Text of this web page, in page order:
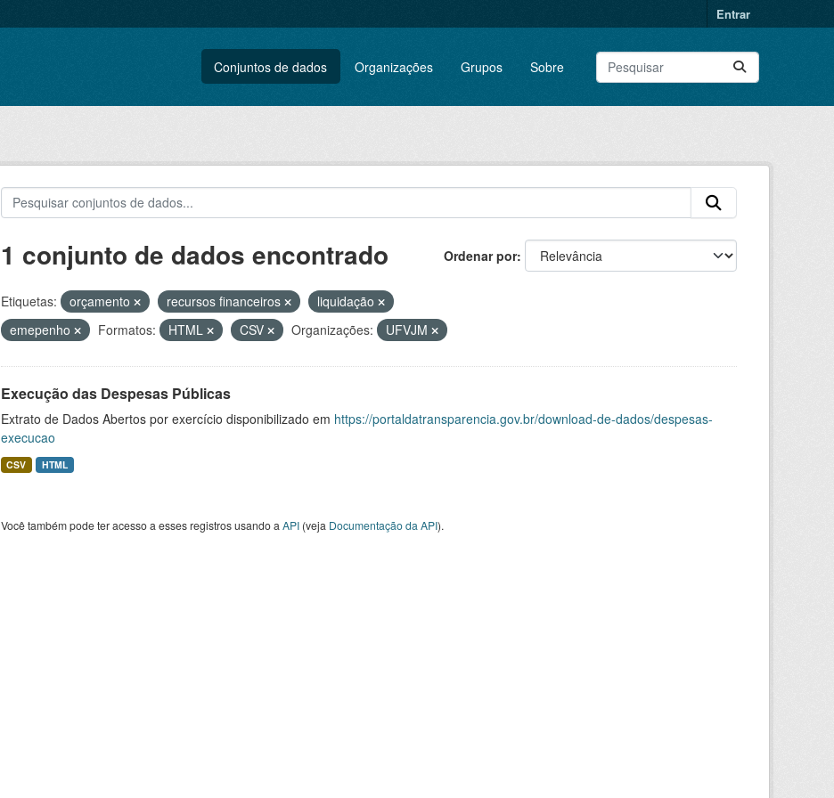
Entrar
Conjuntos de dados Organizações Grupos Sobre
Ordenar por
1 conjunto de dados encontrado
Etiquetas: orçamento recursos financeiros
liquidação
emepenho
Formatos: HTML CSV Organizações: UFVJM
Execução das Despesas Públicas
Extrato de Dados Abertos por exercício disponibilizado em https://portaldatransparencia.gov.br/download-de-dados/despesas-
execucao
CSV HTML
Você também pode ter acesso a esses registros usando a API(veja Documentação da API).